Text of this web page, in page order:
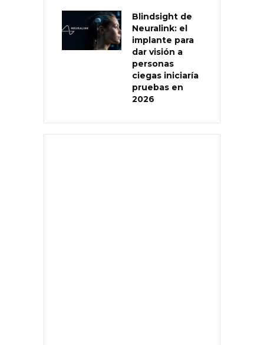
Blindsight de
Neuralink: el
implante para
dar visión a
personas
ciegas iniciaría
pruebas en
2026